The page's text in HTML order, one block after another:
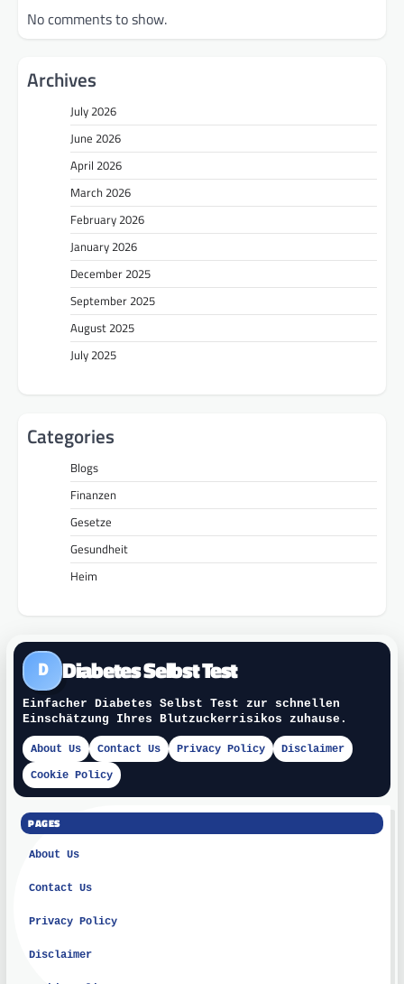
No comments to show.
Archives
July 2026
June 2026
April 2026
March 2026
February 2026
January 2026
December 2025
September 2025
August 2025
July 2025
Categories
Blogs
Finanzen
Gesetze
Gesundheit
Heim
D Diabetes Selbst Test
Einfacher Diabetes Selbst Test zur schnellen
Einschätzung Ihres Blutzuckerrisikos zuhause.
About Us Contact Us Privacy Policy Disclaimer
Cookie Policy
PAGES
About Us
Contact Us
Privacy Policy
Disclaimer